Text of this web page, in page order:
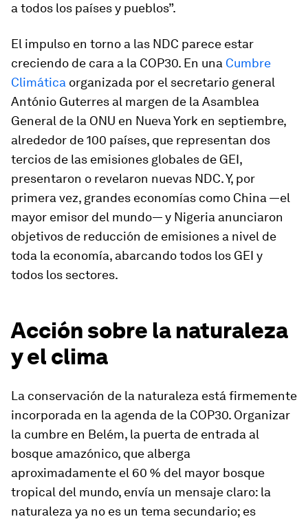
a todos los países y pueblos”.
El impulso en torno a las NDC parece estar
creciendo de cara a la COP30. En una Cumbre
Climática organizada por el secretario general
António Guterres al margen de la Asamblea
General de la ONU en Nueva York en septiembre,
alrededor de 100 países, que representan dos
tercios de las emisiones globales de GEI,
presentaron o revelaron nuevas NDC. Y, por
primera vez, grandes economías como China —el
mayor emisor del mundo— y Nigeria anunciaron
objetivos de reducción de emisiones a nivel de
toda la economía, abarcando todos los GEI y
todos los sectores.
Acción sobre la naturaleza
y el clima
La conservación de la naturaleza está firmemente
incorporada en la agenda de la COP30. Organizar
la cumbre en Belém, la puerta de entrada al
bosque amazónico, que alberga
aproximadamente el 60 % del mayor bosque
tropical del mundo, envía un mensaje claro: la
naturaleza ya no es un tema secundario; es